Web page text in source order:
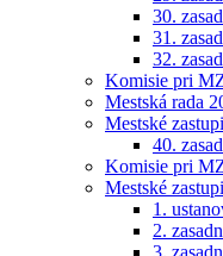
30.
31.
32.
Komisie pri
Mestská rada
Mestské
40.
Komisie pri
Mestské
1.
2.
3.